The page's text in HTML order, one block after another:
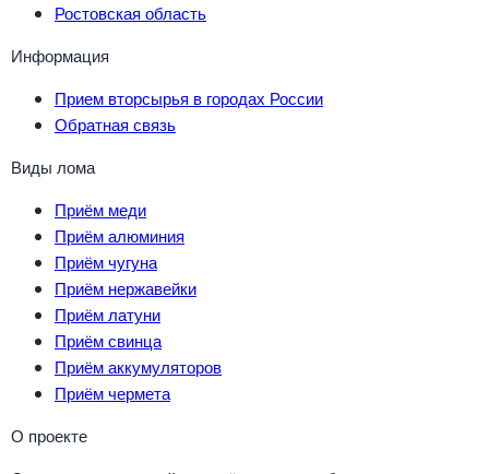
Ростовская область
Информация
Прием вторсырья в городах России
Обратная связь
Виды лома
Приём меди
Приём алюминия
Приём чугуна
Приём нержавейки
Приём латуни
Приём свинца
Приём аккумуляторов
Приём чермета
О проекте